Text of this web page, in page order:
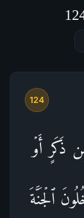
124
ذَكَرٍ أَوۡ
ٱلۡجَنَّةَ